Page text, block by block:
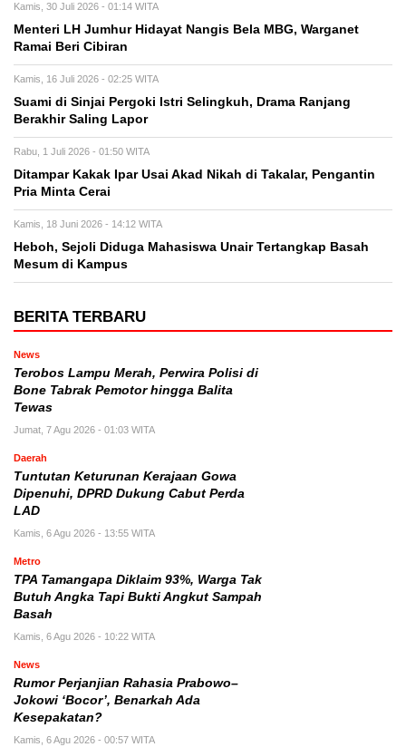
Kamis, 30 Juli 2026 - 01:14 WITA
Menteri LH Jumhur Hidayat Nangis Bela MBG, Warganet
Ramai Beri Cibiran
Kamis, 16 Juli 2026 - 02:25 WITA
Suami di Sinjai Pergoki Istri Selingkuh, Drama Ranjang
Berakhir Saling Lapor
Rabu, 1 Juli 2026 - 01:50 WITA
Ditampar Kakak Ipar Usai Akad Nikah di Takalar, Pengantin
Pria Minta Cerai
Kamis, 18 Juni 2026 - 14:12 WITA
Heboh, Sejoli Diduga Mahasiswa Unair Tertangkap Basah
Mesum di Kampus
BERITA TERBARU
News
Terobos Lampu Merah, Perwira Polisi di
Bone Tabrak Pemotor hingga Balita
Tewas
Jumat, 7 Agu 2026 - 01:03 WITA
Daerah
Tuntutan Keturunan Kerajaan Gowa
Dipenuhi, DPRD Dukung Cabut Perda
LAD
Kamis, 6 Agu 2026 - 13:55 WITA
Metro
TPA Tamangapa Diklaim 93%, Warga Tak
Butuh Angka Tapi Bukti Angkut Sampah
Basah
Kamis, 6 Agu 2026 - 10:22 WITA
News
Rumor Perjanjian Rahasia Prabowo–
Jokowi ‘Bocor’, Benarkah Ada
Kesepakatan?
Kamis, 6 Agu 2026 - 00:57 WITA